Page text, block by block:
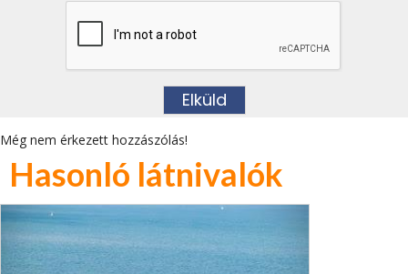
Még nem érkezett hozzászólás!
Hasonló látnivalók